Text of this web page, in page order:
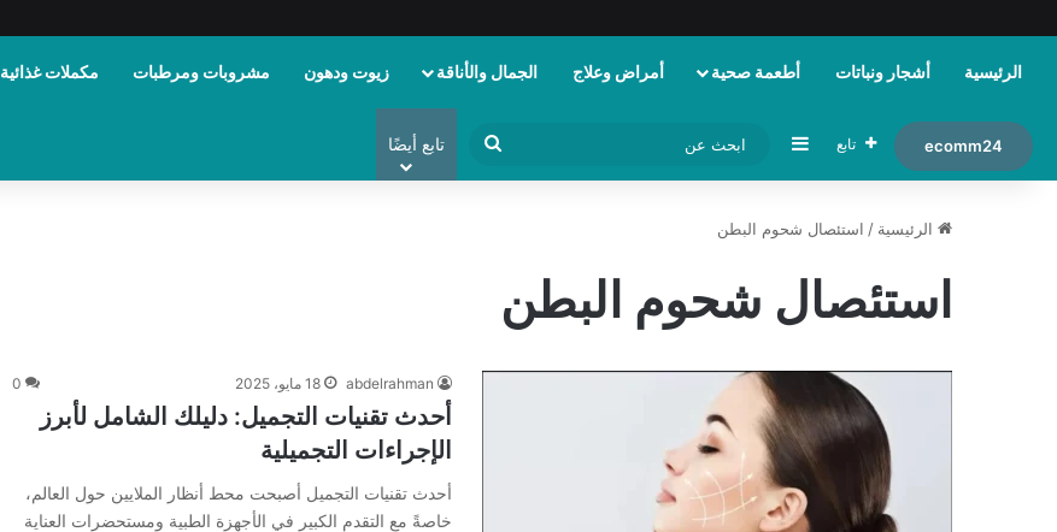
الرئيسية أشجار ونباتات أطعمة صحية أمراض وعلاج الجمال والأناقة زيوت ودهون مشروبات ومرطبات مكملات غذائية
ecomm24 تابع إضافة عمود جانبي
عن
تابع أيضًا
الرئيسية / استئصال شحوم البطن
استئصال شحوم البطن
abdelrahman 18 مايو، 2025 0
أحدث تقنيات التجميل: دليلك الشامل لأبرز
الإجراءات التجميلية
أحدث تقنيات التجميل أصبحت محط أنظار الملايين حول العالم،
خاصةً مع التقدم الكبير في الأجهزة الطبية ومستحضرات العناية